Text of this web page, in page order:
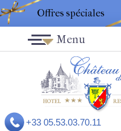
Offres spéciales
+33 05.53.03.70.11
Menu